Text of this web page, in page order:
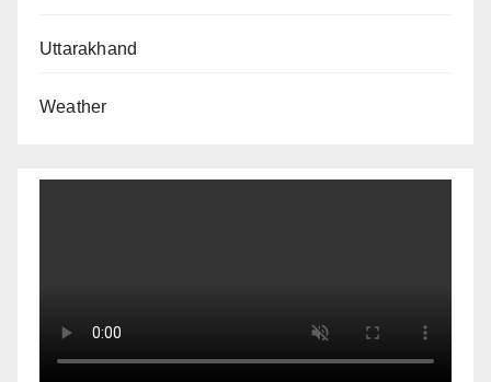
Uttarakhand
Weather